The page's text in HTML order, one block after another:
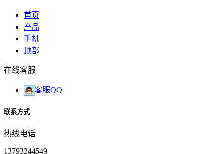
首页
产品
手机
顶部
在线客服
客服QQ
联系方式
热线电话
13793244549